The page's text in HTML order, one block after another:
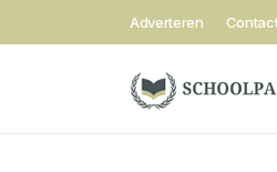
Adverteren